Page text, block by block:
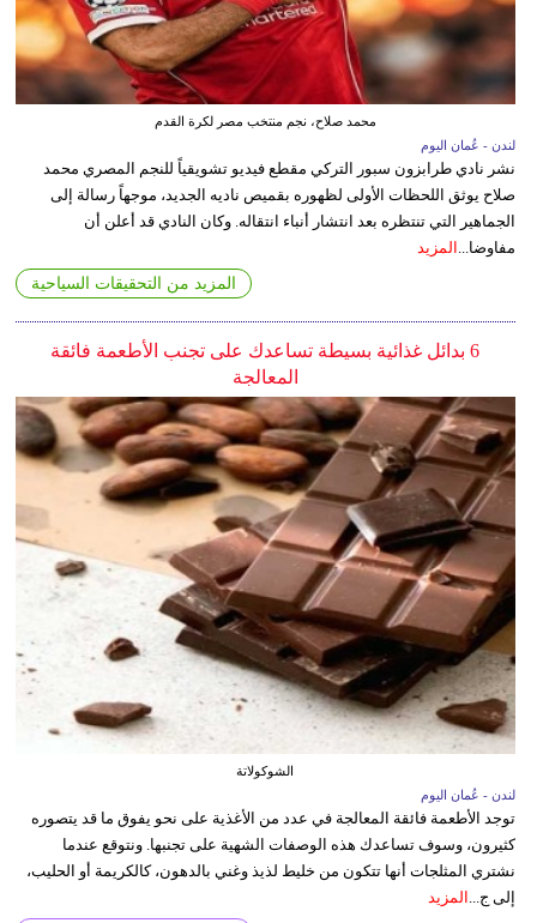
محمد صلاح، نجم منتخب مصر لكرة القدم
لندن - عُمان اليوم
نشر نادي طرابزون سبور التركي مقطع فيديو تشويقياً للنجم المصري محمد
صلاح يوثق اللحظات الأولى لظهوره بقميص ناديه الجديد، موجهاً رسالة إلى
الجماهير التي تنتظره بعد انتشار أنباء انتقاله. وكان النادي قد أعلن أن
مفاوضا... المزيد
المزيد من التحقيقات السياحية
6 بدائل غذائية بسيطة تساعدك على تجنب الأطعمة فائقة
المعالجة
الشوكولاتة
لندن - عُمان اليوم
توجد الأطعمة فائقة المعالجة في عدد من الأغذية على نحو يفوق ما قد يتصوره
كثيرون، وسوف تساعدك هذه الوصفات الشهية على تجنبها. ونتوقع عندما
نشتري المثلجات أنها تتكون من خليط لذيذ وغني بالدهون، كالكريمة أو الحليب،
إلى ج... المزيد